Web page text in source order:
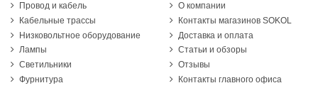
Провод и кабель
Кабельные трассы
Низковольтное оборудование
Лампы
Светильники
Фурнитура
О компании
Контакты магазинов SOKOL
Доставка и оплата
Статьи и обзоры
Отзывы
Контакты главного офиса